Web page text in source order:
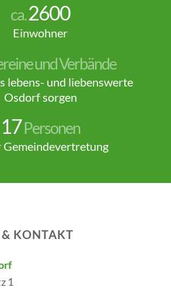
ca.2600
Einwohner
und Verbände
lebens- und liebenswerte
Osdorf sorgen
17Personen
Gemeindevertretung
KONTAKT
1